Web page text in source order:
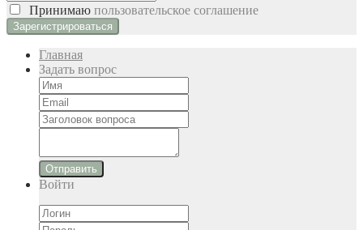
Принимаю пользовательское соглашение
Главная
Задать вопрос
Отправить
Войти